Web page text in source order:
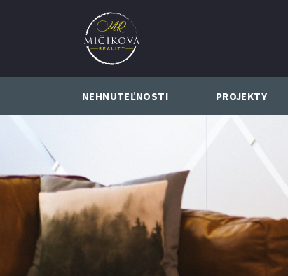
NEHNUTEĽNOSTI PROJEKTY